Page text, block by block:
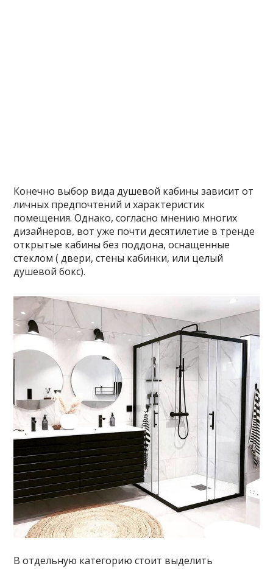
Конечно выбор вида душевой кабины зависит от
личных предпочтений и характеристик
помещения. Однако, согласно мнению многих
дизайнеров, вот уже почти десятилетие в тренде
открытые кабины без поддона, оснащенные
стеклом ( двери, стены кабинки, или целый
душевой бокс).
В отдельную категорию стоит выделить